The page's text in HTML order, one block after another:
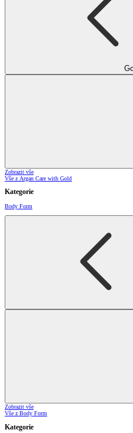
Zobrazit vše
Vše z Argan Care with Gold
Kategorie
Body Form
Zobrazit vše
Vše z Body Form
Kategorie